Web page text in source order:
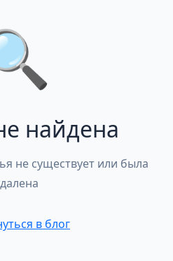
найдена
не существует или была
в блог